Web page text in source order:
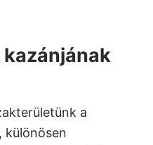
a
, különösen